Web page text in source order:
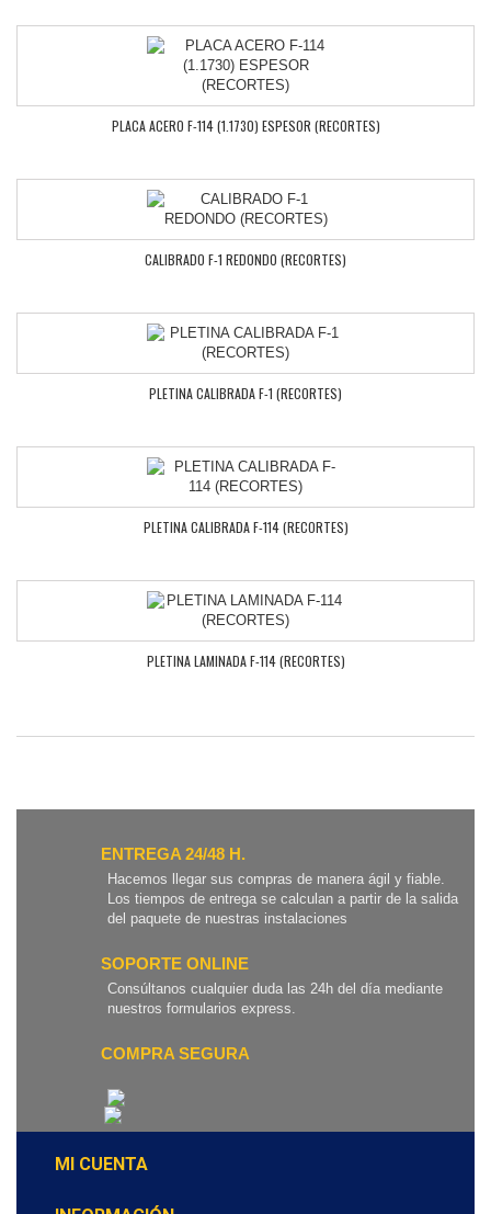
PLACA ACERO F-114 (1.1730) ESPESOR (RECORTES)
CALIBRADO F-1 REDONDO (RECORTES)
PLETINA CALIBRADA F-1 (RECORTES)
PLETINA CALIBRADA F-114 (RECORTES)
PLETINA LAMINADA F-114 (RECORTES)
ENTREGA 24/48 H.
Hacemos llegar sus compras de manera ágil y fiable.
Los tiempos de entrega se calculan a partir de la salida
del paquete de nuestras instalaciones
SOPORTE ONLINE
Consúltanos cualquier duda las 24h del día mediante
nuestros formularios express.
COMPRA SEGURA
MI CUENTA